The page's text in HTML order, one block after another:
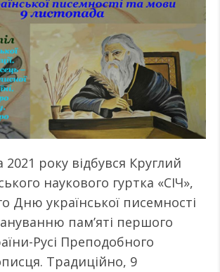
2021 року відбувся Круглий
наукового гуртка «СІЧ»,
Дню української писемності
пам’яті першого
Русі Преподобного
Традиційно, 9